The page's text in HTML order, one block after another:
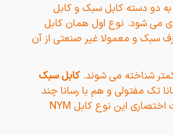
به دو دسته کابل سبک و کابل
می شود. نوع اول همان کابل
سبک و معمولا غیر صنعتی از آن
کمتر شناخته می شوند.کابل سبک
تک مفتولی و هم با رسانا چند
مفتولی ساخته شود.علامت اختصاری این نوع کابل NYM